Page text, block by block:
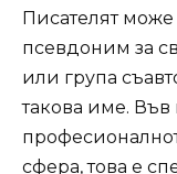
Писателят
псевдоним за
или група
такова име. Във
сфера, това е